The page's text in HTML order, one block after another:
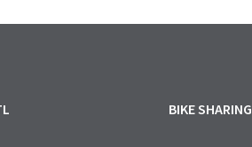
BIKE SHARING